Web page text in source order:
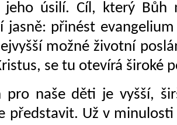
jeho úsilí. Cíl, který Bůh
jasně: přinést
možné životní
se tu otevírá široké
pro naše děti je vyšší,
představit. Už v